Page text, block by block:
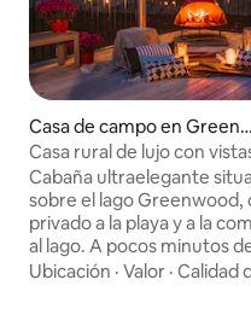
Casa de campo en Greenw
ood Lake
Casa rural de lujo con
espectaculares al lago
Cabaña ultraelegante
sobre el lago Greenwood,
privado a la playa y a la
al lago. A pocos minutos del centro
vacacional de esquí
Ubicación · Valor · Calidad